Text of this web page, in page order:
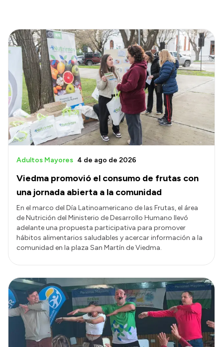
Viedma promovió el consumo de frutas con
una jornada abierta a la comunidad
Adultos Mayores 4 de ago de 2026
En el marco del Día Latinoamericano de las Frutas, el área
de Nutrición del Ministerio de Desarrollo Humano llevó
adelante una propuesta participativa para promover
hábitos alimentarios saludables y acercar información a la
comunidad en la plaza San Martín de Viedma.